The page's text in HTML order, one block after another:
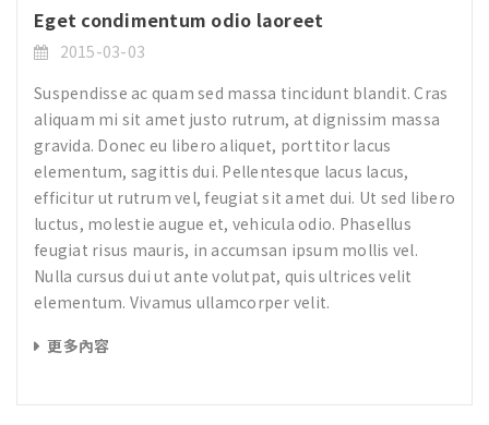
Eget condimentum odio laoreet
2015-03-03
Suspendisse ac quam sed massa tincidunt blandit. Cras
aliquam mi sit amet justo rutrum, at dignissim massa
gravida. Donec eu libero aliquet, porttitor lacus
elementum, sagittis dui. Pellentesque lacus lacus,
efficitur ut rutrum vel, feugiat sit amet dui. Ut sed libero
luctus, molestie augue et, vehicula odio. Phasellus
feugiat risus mauris, in accumsan ipsum mollis vel.
Nulla cursus dui ut ante volutpat, quis ultrices velit
elementum. Vivamus ullamcorper velit.
更多內容